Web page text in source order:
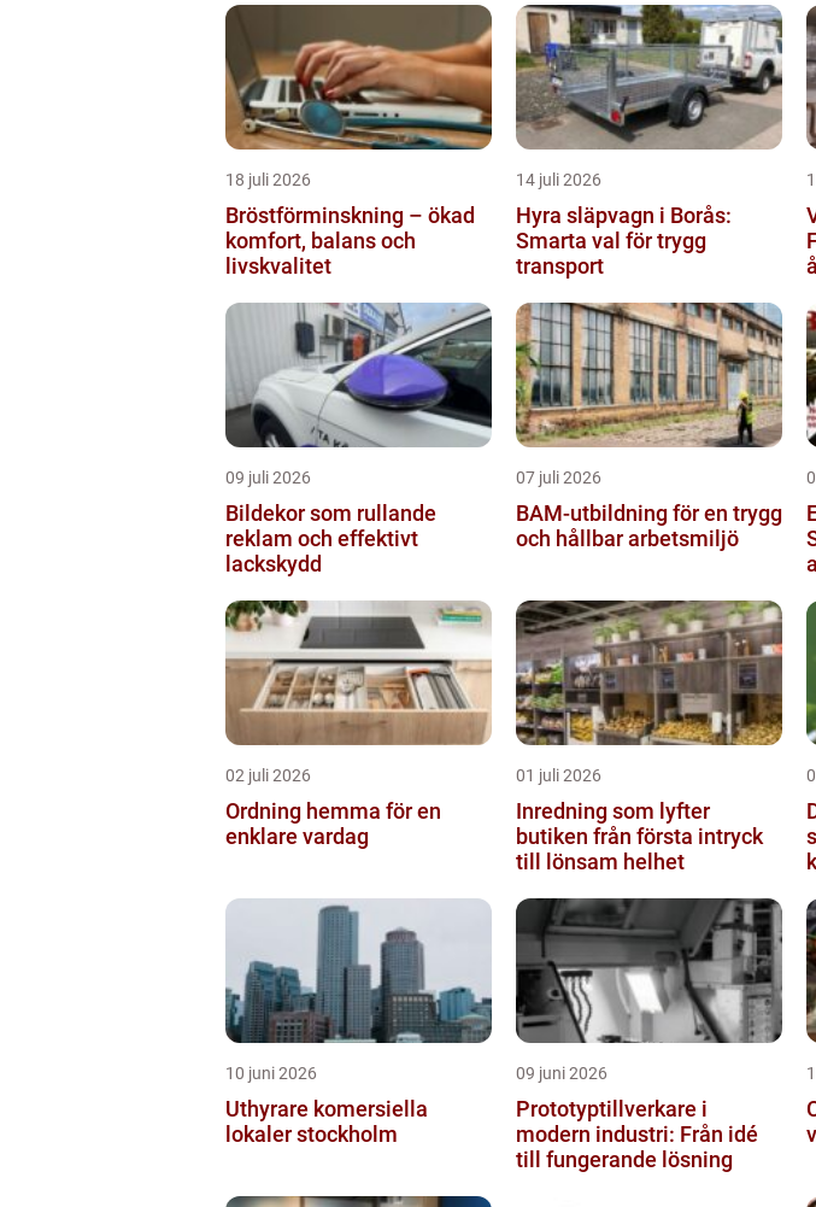
18 juli 2026
Bröstförminskning – ökad
komfort, balans och
livskvalitet
14 juli 2026
Hyra släpvagn i Borås:
Smarta val för trygg
transport
09 juli 2026
Bildekor som rullande
reklam och effektivt
lackskydd
07 juli 2026
BAM-utbildning för en trygg
och hållbar arbetsmiljö
02 juli 2026
Ordning hemma för en
enklare vardag
01 juli 2026
Inredning som lyfter
butiken från första intryck
till lönsam helhet
10 juni 2026
Uthyrare komersiella
lokaler stockholm
09 juni 2026
Prototyptillverkare i
modern industri: Från idé
till fungerande lösning